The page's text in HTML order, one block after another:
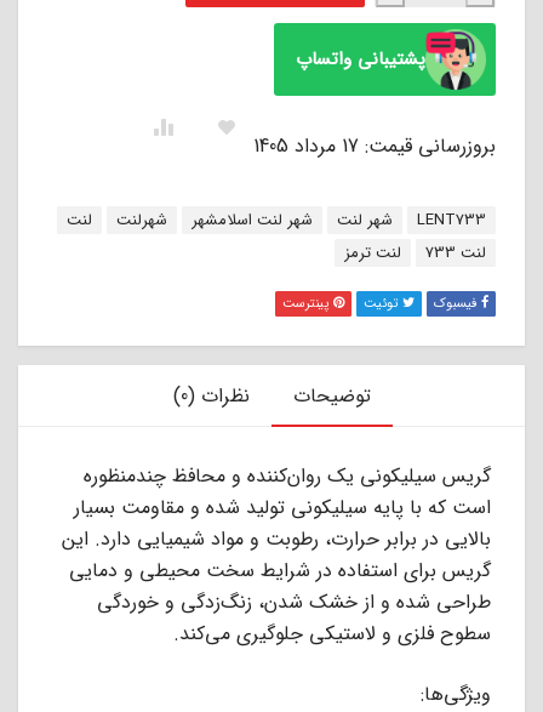
پشتیبانی واتساپ
بروزرسانی قیمت: 17 مرداد 1405
برچسب:
LENT733 شهر لنت شهر لنت اسلامشهر شهرلنت
لنت
لنت 733
لنت ترمز
فیسبوک توئیت پینترست
توضیحات نظرات (0)
گریس سیلیکونی یک روان‌کننده و محافظ چندمنظوره
است که با پایه سیلیکونی تولید شده و مقاومت بسیار
بالایی در برابر حرارت، رطوبت و مواد شیمیایی دارد. این
گریس برای استفاده در شرایط سخت محیطی و دمایی
طراحی شده و از خشک شدن، زنگ‌زدگی و خوردگی
سطوح فلزی و لاستیکی جلوگیری می‌کند.
ویژگی‌ها: